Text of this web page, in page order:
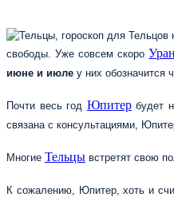
свободы. Уже совсем скоро Уран
июне и июле у них обозначится
Почти весь год Юпитербудет
связана с консультациями,
Многие Тельцы встретят свою
К сожалению, Юпитер, хоть и